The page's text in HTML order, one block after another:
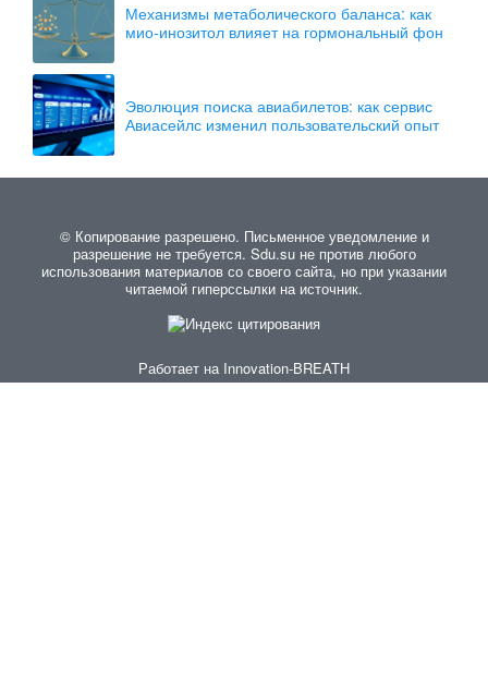
Механизмы метаболического баланса: как
мио-инозитол влияет на гормональный фон
Эволюция поиска авиабилетов: как сервис
Авиасейлс изменил пользовательский опыт
© Копирование разрешено. Письменное уведомление и
разрешение не требуется. Sdu.su не против любого
использования материалов со своего сайта, но при указании
читаемой гиперссылки на источник.
Работает на Innovation-BREATH